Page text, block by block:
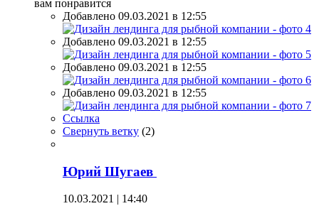
вам понравится
Добавлено 09.03.2021 в 12:55
Добавлено 09.03.2021 в 12:55
Добавлено 09.03.2021 в 12:55
Добавлено 09.03.2021 в 12:55
Ссылка
Свернуть ветку (2)
Юрий Шугаев
10.03.2021 | 14:40